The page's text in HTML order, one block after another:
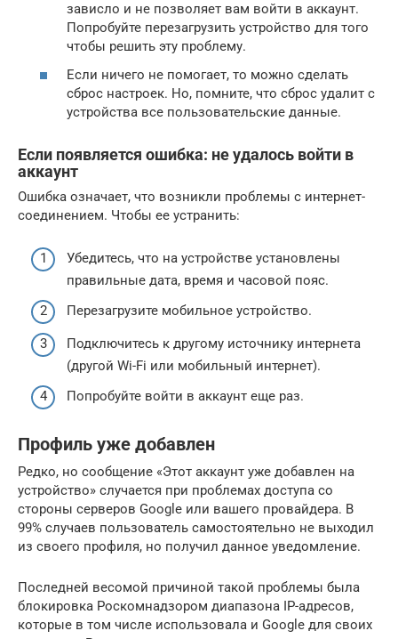
зависло и не позволяет вам войти в аккаунт.
Попробуйте перезагрузить устройство для того
чтобы решить эту проблему.
Если ничего не помогает, то можно сделать
сброс настроек. Но, помните, что сброс удалит с
устройства все пользовательские данные.
Если появляется ошибка: не удалось войти в
аккаунт
Ошибка означает, что возникли проблемы с интернет-
соединением. Чтобы ее устранить:
Убедитесь, что на устройстве установлены
правильные дата, время и часовой пояс.
Перезагрузите мобильное устройство.
Подключитесь к другому источнику интернета
(другой Wi-Fi или мобильный интернет).
Попробуйте войти в аккаунт еще раз.
Профиль уже добавлен
Редко, но сообщение «Этот аккаунт уже добавлен на
устройство» случается при проблемах доступа со
стороны серверов Google или вашего провайдера. В
99% случаев пользователь самостоятельно не выходил
из своего профиля, но получил данное уведомление.
Последней весомой причиной такой проблемы была
блокировка Роскомнадзором диапазона IP-адресов,
которые в том числе использовала и Google для своих